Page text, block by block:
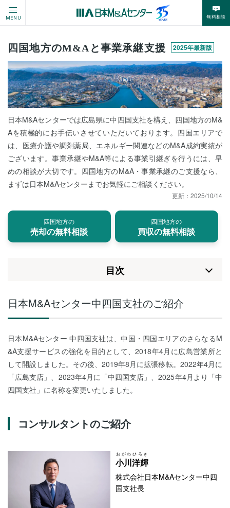
MENU 無料相談
四国地方のM&Aと事業承継支援 2025年最新版
日本M&Aセンターでは広島県に中四国支社を構え、四国地方のM&
Aを積極的にお手伝いさせていただいております。四国エリアで
は、医療介護や調剤薬局、エネルギー関連などのM&A成約実績が
ございます。事業承継やM&A等による事業引継ぎを行うには、早
めの相談が大切です。四国地方のM&A・事業承継のご支援なら、
まずは日本M&Aセンターまでお気軽にご相談ください。
更新： 2025/10/14
四国地方の
売却の無料相談
四国地方の
買収の無料相談
⽬次
日本M&Aセンター中四国支社のご紹介
日本M&Aセンター 中四国支社は、中国・四国エリアのさらなるM
&A支援サービスの強化を目的として、2018年4月に広島営業所と
して開設しました。その後、2019年8月に拡張移転。2022年4月に
「広島支店」、2023年4月に「中四国支店」、2025年4月より「中
四国支社」に名称を変更いたしました。
コンサルタントのご紹介
小川
おがわ
洋輝
ひろき
株式会社日本M&Aセンター中四
国支社長